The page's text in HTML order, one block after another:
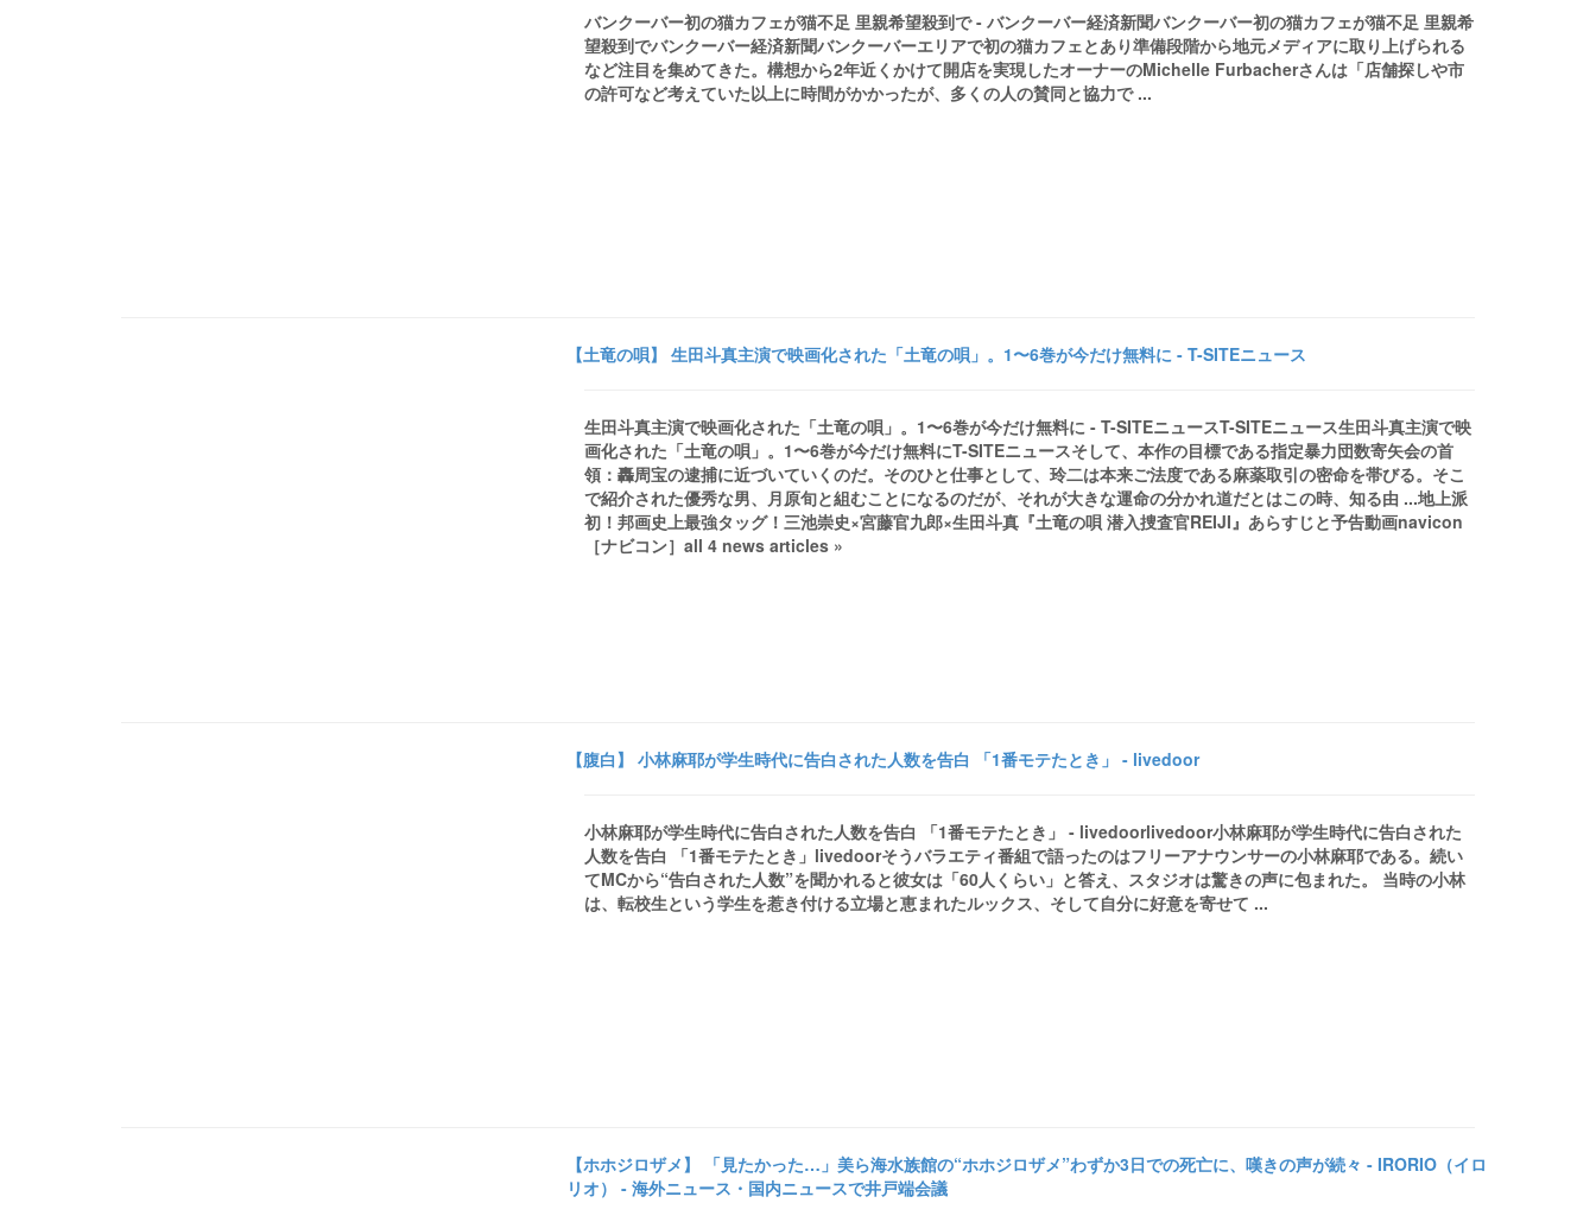
バンクーバー初の猫カフェが猫不足 里親希望殺到で - バンクーバー経済新聞バンクーバー初の猫カフェが猫不足 里親希
望殺到でバンクーバー経済新聞バンクーバーエリアで初の猫カフェとあり準備段階から地元メディアに取り上げられる
など注目を集めてきた。構想から2年近くかけて開店を実現したオーナーのMichelle Furbacherさんは「店舗探しや市
の許可など考えていた以上に時間がかかったが、多くの人の賛同と協力で ...
【土竜の唄】 生田斗真主演で映画化された「土竜の唄」。1〜6巻が今だけ無料に - T-SITEニュース
生田斗真主演で映画化された「土竜の唄」。1〜6巻が今だけ無料に - T-SITEニュースT-SITEニュース生田斗真主演で映
画化された「土竜の唄」。1〜6巻が今だけ無料にT-SITEニュースそして、本作の目標である指定暴力団数寄矢会の首
領：轟周宝の逮捕に近づいていくのだ。そのひと仕事として、玲二は本来ご法度である麻薬取引の密命を帯びる。そこ
で紹介された優秀な男、月原旬と組むことになるのだが、それが大きな運命の分かれ道だとはこの時、知る由 ...地上派
初！邦画史上最強タッグ！三池崇史×宮藤官九郎×生田斗真『土竜の唄 潜入捜査官REIJI』あらすじと予告動画navicon
［ナビコン］all 4 news articles »
【腹白】 小林麻耶が学生時代に告白された人数を告白 「1番モテたとき」 - livedoor
小林麻耶が学生時代に告白された人数を告白 「1番モテたとき」 - livedoorlivedoor小林麻耶が学生時代に告白された
人数を告白 「1番モテたとき」livedoorそうバラエティ番組で語ったのはフリーアナウンサーの小林麻耶である。続い
てMCから“告白された人数”を聞かれると彼女は「60人くらい」と答え、スタジオは驚きの声に包まれた。 当時の小林
は、転校生という学生を惹き付ける立場と恵まれたルックス、そして自分に好意を寄せて ...
【ホホジロザメ】 「見たかった…」美ら海水族館の“ホホジロザメ”わずか3日での死亡に、嘆きの声が続々 - IRORIO（イロ
リオ） - 海外ニュース・国内ニュースで井戸端会議